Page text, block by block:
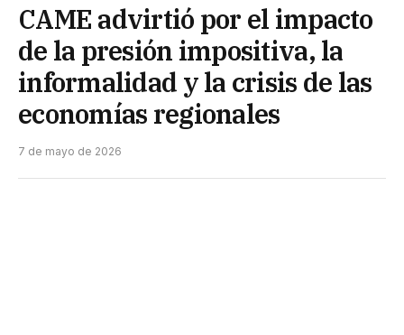
CAME advirtió por el impacto
de la presión impositiva, la
informalidad y la crisis de las
economías regionales
7 de mayo de 2026